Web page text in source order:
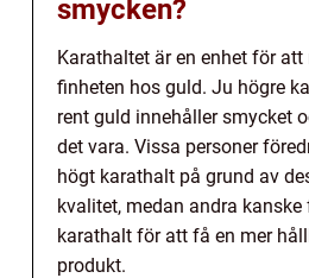
smycken?
Karathaltet är en enhet för
finheten hos guld. Ju högre
rent guld innehåller smycket
det vara. Vissa personer
högt karathalt på grund av
kvalitet, medan andra kanske
karathalt för att få en mer
produkt.